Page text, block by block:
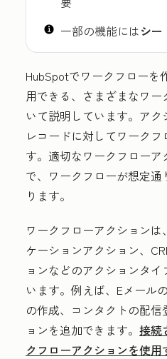
一部の機能にはシー
HubSpotでワークフローを
用できる、さまざまなワ
いて説明しています。ア
レコードに対してワーク
す。適切なワークフローア
で、ワークフローが想定
ります。
ワークフローアクション
ケーションアクション、
ョンなどのアクションタ
います。例えば、Eメール
の作成、コンタクトの配
ョンを追加できます。 接続
クフローアクションを使